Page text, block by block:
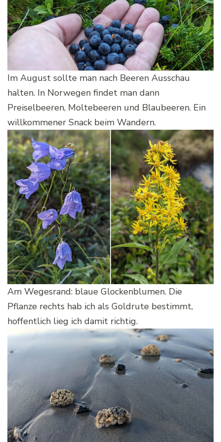
Im August sollte man nach Beeren Ausschau
halten. In Norwegen findet man dann
Preiselbeeren, Moltebeeren und Blaubeeren. Ein
willkommener Snack beim Wandern.
Am Wegesrand: blaue Glockenblumen. Die
Pflanze rechts hab ich als Goldrute bestimmt,
hoffentlich lieg ich damit richtig.